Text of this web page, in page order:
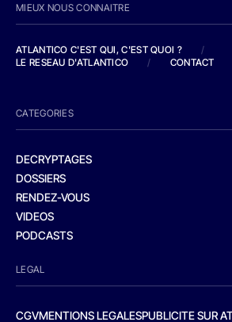
MIEUX NOUS CONNAITRE
ATLANTICO C'EST QUI, C'EST QUOI ?
/
LE RESEAU D'ATLANTICO
/ CONTACT
CATEGORIES
DECRYPTAGES
DOSSIERS
RENDEZ-VOUS
VIDEOS
PODCASTS
LEGAL
CGVMENTIONS LEGALESPUBLICITE SUR